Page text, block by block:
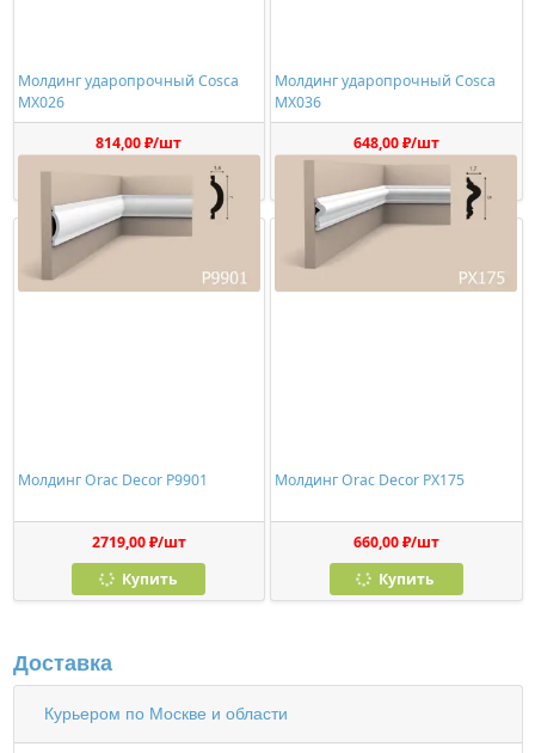
Молдинг ударопрочный Cosca
MX026
814,00 ₽/шт
Купить
Молдинг ударопрочный Cosca
MX036
648,00 ₽/шт
Купить
Молдинг Orac Decor P9901
2719,00 ₽/шт
Купить
Молдинг Orac Decor PX175
660,00 ₽/шт
Купить
Доставка
Курьером по Москве и области